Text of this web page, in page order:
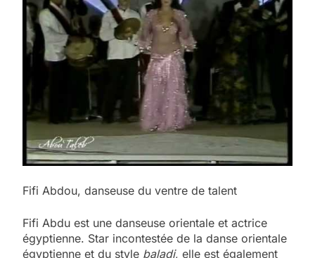
Fifi Abdou, danseuse du ventre de talent
Fifi Abdu est une danseuse orientale et actrice
égyptienne. Star incontestée de la danse orientale
égyptienne et du style baladi, elle est également